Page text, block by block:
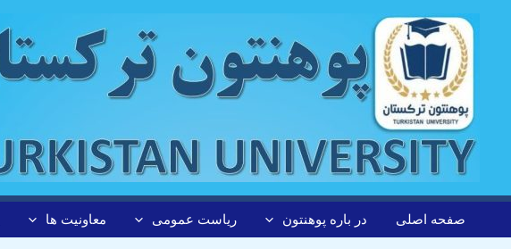
صفحه اصلی در باره پوهنتون ریاست عمومی معاونیت ها
نوشته